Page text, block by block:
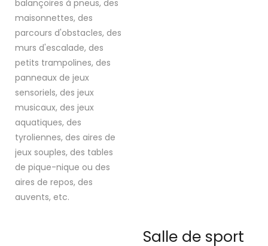
balançoires à pneus, des
maisonnettes, des
parcours d'obstacles, des
murs d'escalade, des
petits trampolines, des
panneaux de jeux
sensoriels, des jeux
musicaux, des jeux
aquatiques, des
tyroliennes, des aires de
jeux souples, des tables
de pique-nique ou des
aires de repos, des
auvents, etc.
Salle de sport